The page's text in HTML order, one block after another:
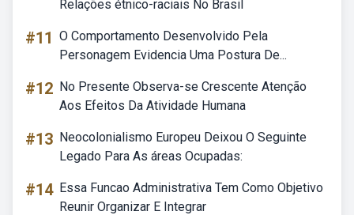
Relações étnico-raciais No Brasil
#11 O Comportamento Desenvolvido Pela
Personagem Evidencia Uma Postura De...
#12 No Presente Observa-se Crescente Atenção
Aos Efeitos Da Atividade Humana
#13 Neocolonialismo Europeu Deixou O Seguinte
Legado Para As áreas Ocupadas:
#14 Essa Funcao Administrativa Tem Como Objetivo
Reunir Organizar E Integrar